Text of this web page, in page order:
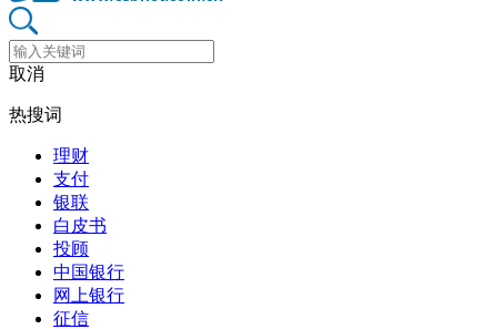
取消
热搜词
理财
支付
银联
白皮书
投顾
中国银行
网上银行
征信